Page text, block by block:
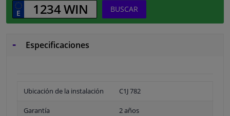
BUSCAR
Especificaciones
Ubicación de la instalación C1J 782
Garantía 2 años